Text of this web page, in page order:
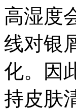
高湿度
线对银
化。因
持皮肤